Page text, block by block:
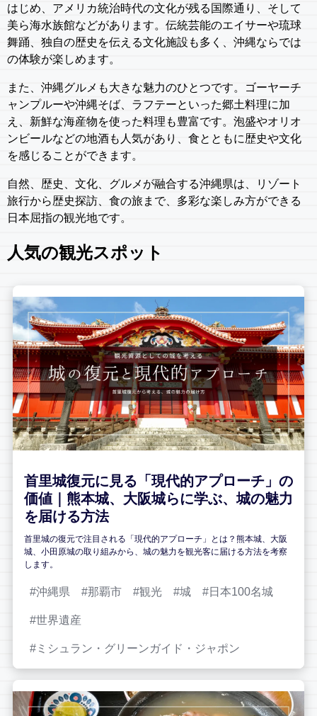
はじめ、アメリカ統治時代の文化が残る国際通り、そして
美ら海水族館などがあります。伝統芸能のエイサーや琉球
舞踊、独自の歴史を伝える文化施設も多く、沖縄ならでは
の体験が楽しめます。
また、沖縄グルメも大きな魅力のひとつです。ゴーヤーチ
ャンプルーや沖縄そば、ラフテーといった郷土料理に加
え、新鮮な海産物を使った料理も豊富です。泡盛やオリオ
ンビールなどの地酒も人気があり、食とともに歴史や文化
を感じることができます。
自然、歴史、文化、グルメが融合する沖縄県は、リゾート
旅行から歴史探訪、食の旅まで、多彩な楽しみ方ができる
日本屈指の観光地です。
人気の観光スポット
首里城復元に見る「現代的アプローチ」の
価値｜熊本城、大阪城らに学ぶ、城の魅力
を届ける方法
首里城の復元で注目される「現代的アプローチ」とは？熊本城、大阪
城、小田原城の取り組みから、城の魅力を観光客に届ける方法を考察
します。
沖縄県 那覇市 観光 城 日本100名城
世界遺産
ミシュラン・グリーンガイド・ジャポン